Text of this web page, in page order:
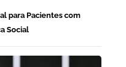
para Pacientes com
Social